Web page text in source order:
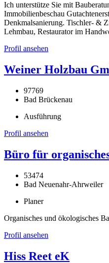
Ich unterstütze Sie mit
Immobilienbeschau
Denkmalsanierung. Tischler- &
Lehmbau, Restaurator im
Profil ansehen
Weiner Holzbau
97769
Bad Brückenau
Ausführung
Profil ansehen
Büro für
53474
Bad Neuenahr-Ahrweiler
Planer
Organisches und ökologisches
Profil ansehen
Hiss Reet eK